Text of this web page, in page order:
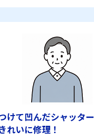
けて凹んだシャッタ
れいに修理！